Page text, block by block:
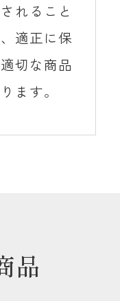
れること
適正に保
切な商品
ます。
品